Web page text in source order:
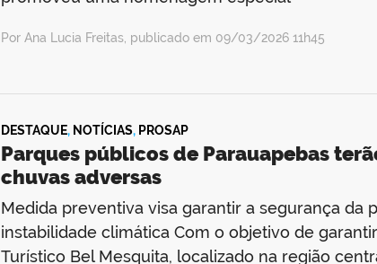
Por Ana Lucia Freitas, publicado em 09/03/2026 11h45
DESTAQUE, NOTÍCIAS, PROSAP
Parques públicos de Parauapebas
chuvas adversas
Medida preventiva visa garantir a segurança da
instabilidade climática Com o objetivo de
Turístico Bel Mesquita, localizado na região